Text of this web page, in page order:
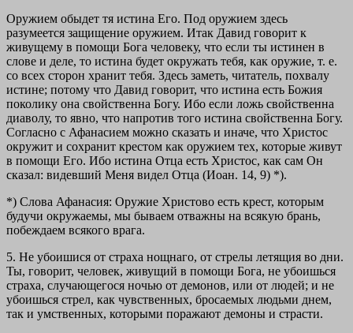
Оружием обыдет тя истина Его. Под оружием здесь
разумеется защищение оружием. Итак Давид говорит к
живущему в помощи Бога человеку, что если ты истинен в
слове и деле, то истина будет окружать тебя, как оружие, т. е.
со всех сторон хранит тебя. Здесь заметь, читатель, похвалу
истине; потому что Давид говорит, что истина есть Бoжия
поколику она свойственна Богу. Ибо если ложь свойственна
диаволу, то явно, что напротив того истина свойственна Богу.
Согласно с Афанасием можно сказать и иначе, что Христос
окружит и сохранит крестом как оружием тех, которые живут
в помощи Его. Ибо истина Отца есть Христос, как сам Он
сказал: видевший Меня видел Отца (Иоан. 14, 9) *).
*) Слова Афанасия: Opyжиe Христово есть крест, которым
будучи окружаемы, мы бываем отважны на всякую брань,
побеждаем всякого врага.
5. Не убоишися от страха нощнаго, от стрелы летящия во дни.
Ты, говорит, человек, живущий в помощи Бога, не убоишься
страха, случающегося ночью от демонов, или от людей; и не
убоишься стрел, как чувственных, бросаемых людьми днем,
так и умственных, которыми поражают демоны и страсти.